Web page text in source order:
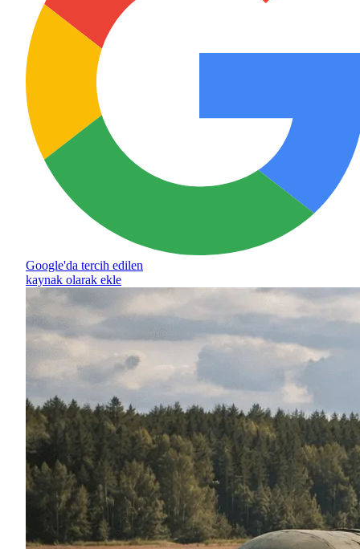
Google'da tercih edilen
kaynak olarak ekle